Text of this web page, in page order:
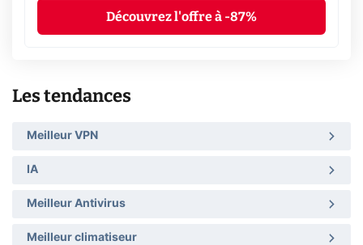
Découvrez l'offre à -87%
Les tendances
Meilleur VPN
IA
Meilleur Antivirus
Meilleur climatiseur